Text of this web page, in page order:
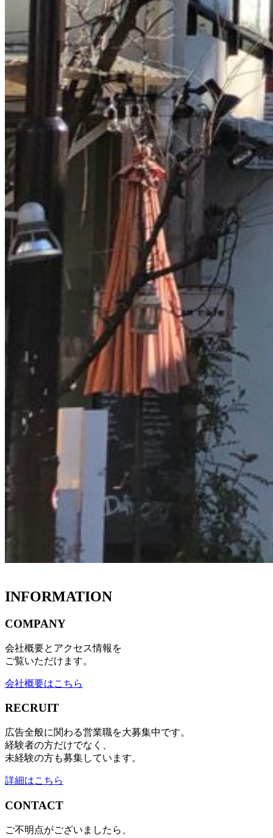
INFORMATION
COMPANY
会社概要とアクセス情報を
ご覧いただけます。
会社概要はこちら
RECRUIT
広告全般に関わる営業職を大募集中です。
経験者の方だけでなく、
未経験の方も募集しています。
詳細はこちら
CONTACT
ご不明点がございましたら、